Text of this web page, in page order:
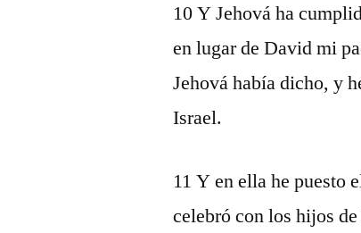
10 Y Jehová ha
en lugar de David mi
Jehová había dicho, y
Israel.
11 Y en ella he puesto
celebró con los hijos